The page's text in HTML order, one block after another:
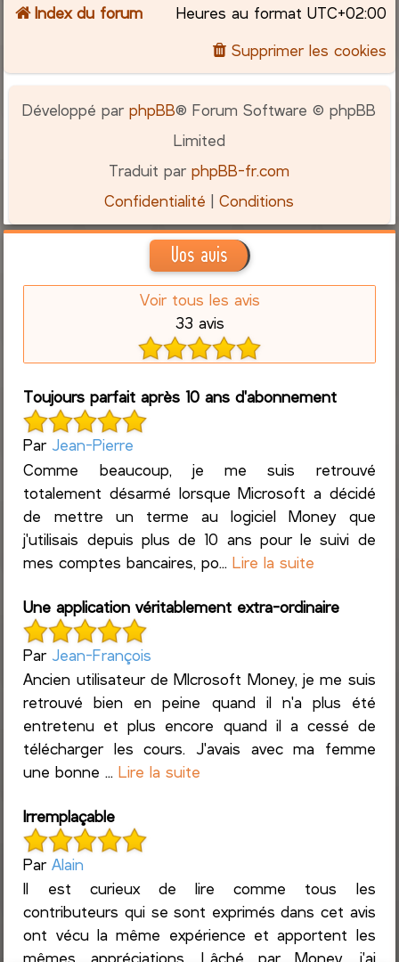
Index du forum Heures au format UTC+02:00
Supprimer les cookies
Développé parphpBB® Forum Software © phpBB
Limited
Traduit parphpBB-fr.com
Confidentialité |Conditions
Vos avis
Voir tous les avis
33 avis
Toujours parfait après 10 ans d'abonnement
Par Jean-Pierre
Comme beaucoup, je me suis retrouvé
totalement désarmé lorsque Microsoft a décidé
de mettre un terme au logiciel Money que
j'utilisais depuis plus de 10 ans pour le suivi de
mes comptes bancaires, po...Lire la suite
Une application véritablement extra-ordinaire
Par Jean-François
Ancien utilisateur de MIcrosoft Money, je me suis
retrouvé bien en peine quand il n'a plus été
entretenu et plus encore quand il a cessé de
télécharger les cours. J'avais avec ma femme
une bonne ...Lire la suite
Irremplaçable
ParAlain
Il est curieux de lire comme tous les
contributeurs qui se sont exprimés dans cet avis
ont vécu la même expérience et apportent les
mêmes appréciations. Lâché par Money, j'ai